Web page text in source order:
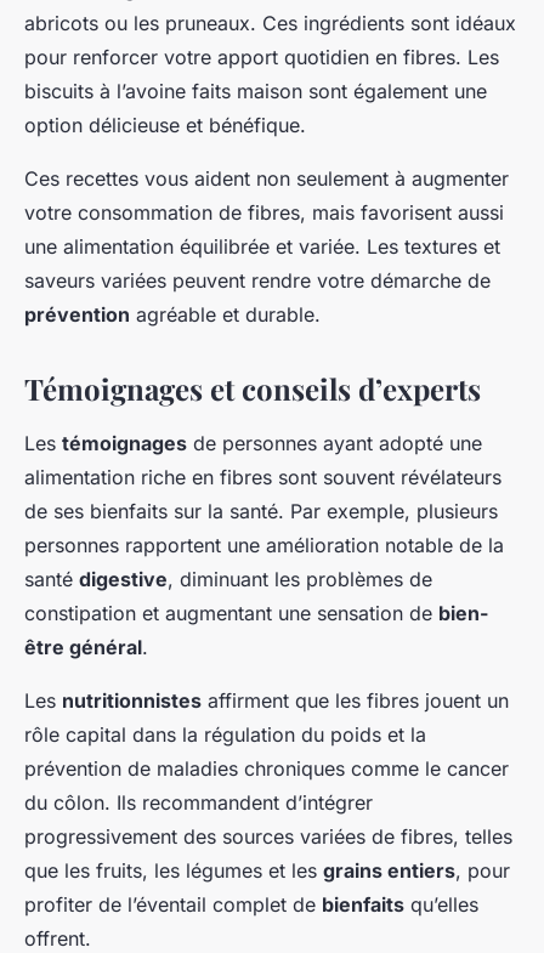
abricots ou les pruneaux. Ces ingrédients sont idéaux
pour renforcer votre apport quotidien en fibres. Les
biscuits à l’avoine faits maison sont également une
option délicieuse et bénéfique.
Ces recettes vous aident non seulement à augmenter
votre consommation de fibres, mais favorisent aussi
une alimentation équilibrée et variée. Les textures et
saveurs variées peuvent rendre votre démarche de
prévention agréable et durable.
Témoignages et conseils d’experts
Les témoignages de personnes ayant adopté une
alimentation riche en fibres sont souvent révélateurs
de ses bienfaits sur la santé. Par exemple, plusieurs
personnes rapportent une amélioration notable de la
santé digestive, diminuant les problèmes de
constipation et augmentant une sensation de bien-
être général.
Les nutritionnistes affirment que les fibres jouent un
rôle capital dans la régulation du poids et la
prévention de maladies chroniques comme le cancer
du côlon. Ils recommandent d’intégrer
progressivement des sources variées de fibres, telles
que les fruits, les légumes et les grains entiers, pour
profiter de l’éventail complet de bienfaits qu’elles
offrent.